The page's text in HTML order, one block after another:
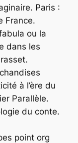
. Paris :
France.
ou la
dans les
à l’ère du
Parallèle.
du conte.
point org